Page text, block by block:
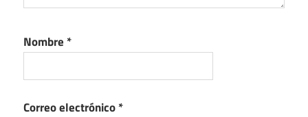
Nombre *
Correo electrónico*